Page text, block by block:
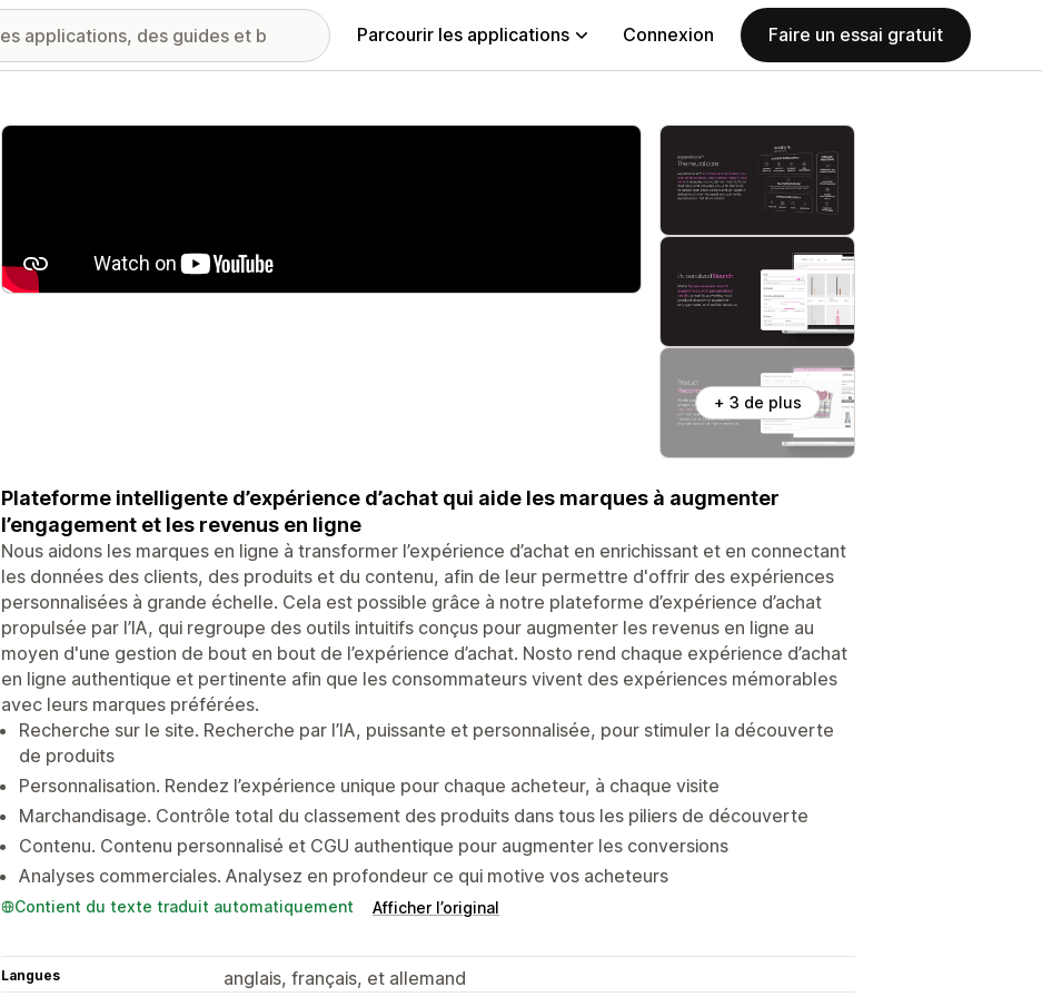
Parcourir les applications Connexion Faire un essai gratuit
Galerie d’images vedette
+ 3 de plus
Plateforme intelligente d’expérience d’achat qui aide les marques à augmenter
l’engagement et les revenus en ligne
Nous aidons les marques en ligne à transformer l’expérience d’achat en enrichissant et en connectant
les données des clients, des produits et du contenu, afin de leur permettre d'offrir des expériences
personnalisées à grande échelle. Cela est possible grâce à notre plateforme d’expérience d’achat
propulsée par l’IA, qui regroupe des outils intuitifs conçus pour augmenter les revenus en ligne au
moyen d'une gestion de bout en bout de l’expérience d’achat. Nosto rend chaque expérience d’achat
en ligne authentique et pertinente afin que les consommateurs vivent des expériences mémorables
avec leurs marques préférées.
Recherche sur le site. Recherche par l’IA, puissante et personnalisée, pour stimuler la découverte
de produits
Personnalisation. Rendez l’expérience unique pour chaque acheteur, à chaque visite
Marchandisage. Contrôle total du classement des produits dans tous les piliers de découverte
Contenu. Contenu personnalisé et CGU authentique pour augmenter les conversions
Analyses commerciales. Analysez en profondeur ce qui motive vos acheteurs
Contient du texte traduit automatiquement Afficher l’original
Langues anglais, français, et allemand